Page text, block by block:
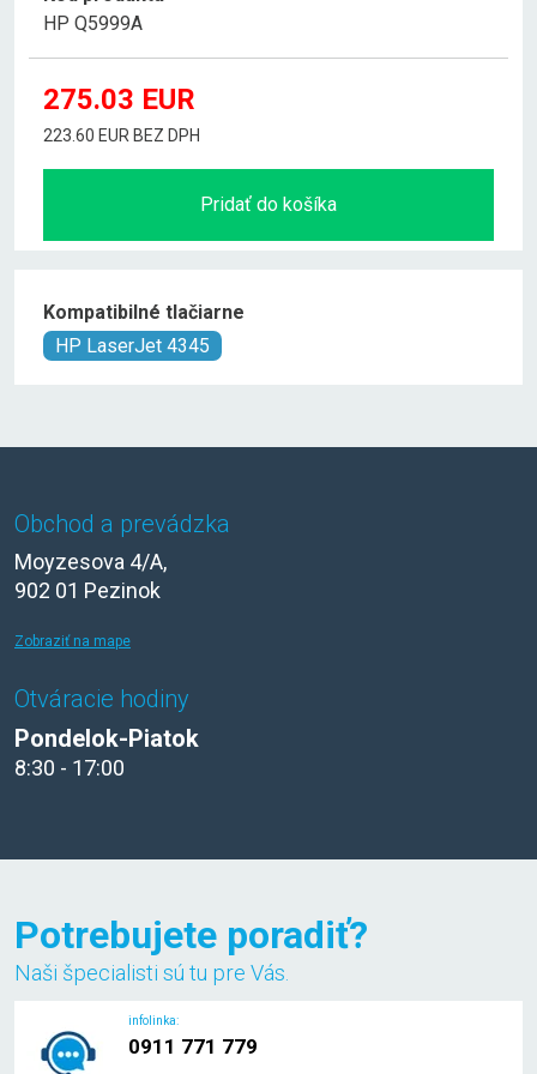
HP Q5999A
275.03 EUR
223.60 EUR BEZ DPH
Pridať do košíka
Kompatibilné tlačiarne
HP LaserJet 4345
Obchod a prevádzka
Moyzesova 4/A,
902 01 Pezinok
Zobraziť na mape
Otváracie hodiny
Pondelok-Piatok
8:30 - 17:00
Potrebujete poradiť?
Naši špecialisti sú tu pre Vás.
infolinka:
0911 771 779